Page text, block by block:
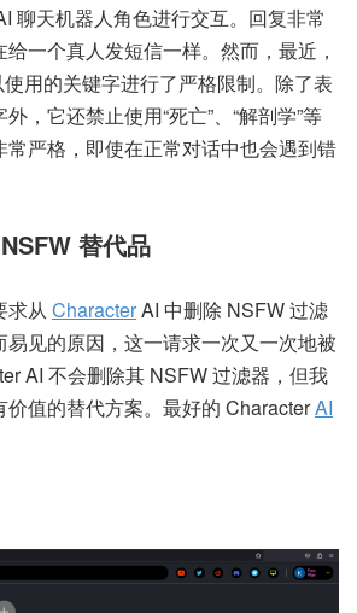
聊天机器人角色进行交互。回复非常
一个真人发短信一样。然而，最近，
用的关键字进行了严格限制。除了表
，它还禁止使用“死亡”、“解剖学”等
严格，即使在正常对话中也会遇到错
替代品
求从 CharacterAI 中删除 NSFW 过滤
见的原因，这一请求一次又一次地被
AI 不会删除其 NSFW 过滤器，但我
值的替代方案。最好的 CharacterAI